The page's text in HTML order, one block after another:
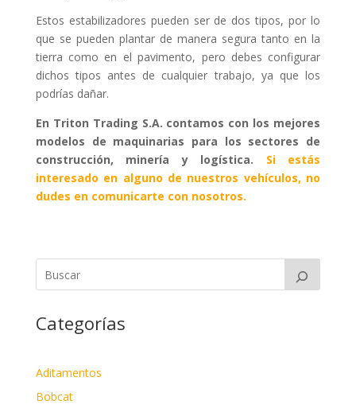
Estos estabilizadores pueden ser de dos tipos, por lo
que se pueden plantar de manera segura tanto en la
tierra como en el pavimento, pero debes configurar
dichos tipos antes de cualquier trabajo, ya que los
podrías dañar.
En Triton Trading S.A. contamos con los mejores
modelos de maquinarias para los sectores de
construcción, minería y logística. Si estás
interesado en alguno de nuestros vehículos, no
dudes en comunicarte con nosotros.
Categorías
Aditamentos
Bobcat